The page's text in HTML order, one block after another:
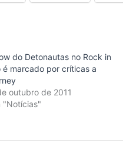
do Detonautas no Rock in
é marcado por críticas a
outubro de 2011
"Notícias"